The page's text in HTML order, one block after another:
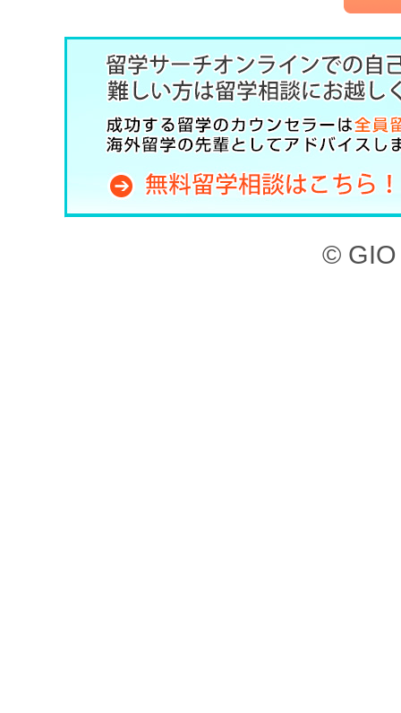
記のとおり、留学サーチ
約」といいます。）を定
した上で、本サービスを
第1章 （目的）
本サイト、ならびに本サ
ービスを利用することが
© GIO